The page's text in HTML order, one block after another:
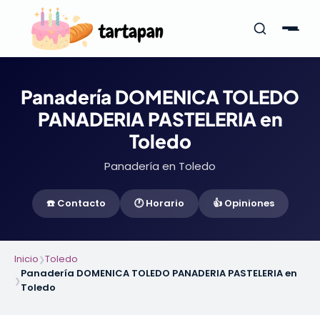
Panadería DOMENICA TOLEDO
PANADERIA PASTELERIA en
Toledo
Panadería en Toledo
☎️ Contacto 🕐 Horario 👍 Opiniones
Inicio❯Toledo
❯
Panadería DOMENICA TOLEDO PANADERIA PASTELERIA en
Toledo